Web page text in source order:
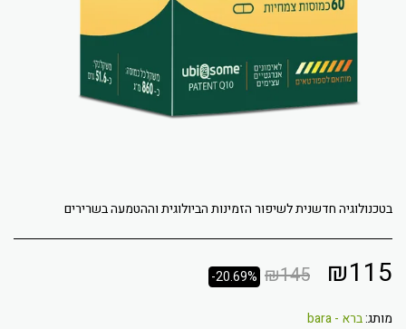
בטכנולוגיה חדשנית לשיפור הזמינות הביולוגית וההטמעה בשרירים
₪115
₪145
-20.69%
מותג:ברא - bara